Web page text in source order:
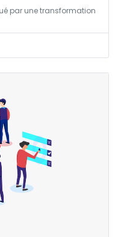
par une transformation